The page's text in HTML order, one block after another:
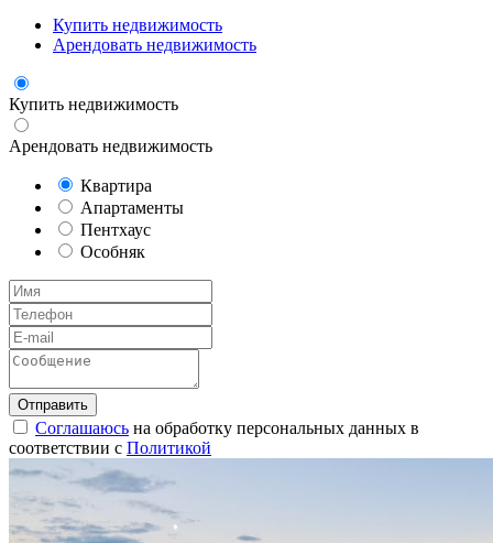
Купить недвижимость
Арендовать недвижимость
Купить недвижимость
Арендовать недвижимость
Квартира
Апартаменты
Пентхаус
Особняк
Соглашаюсь на обработку персональных данных в
соответствии с Политикой